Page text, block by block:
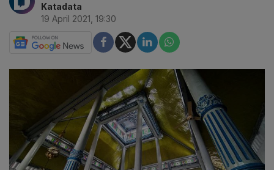
Katadata
19 April 2021, 19:30